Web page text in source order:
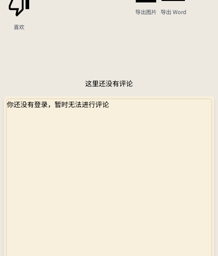
喜欢
导出图片 导出 Word
这里还没有评论
你还没有登录，暂时无法进行评论